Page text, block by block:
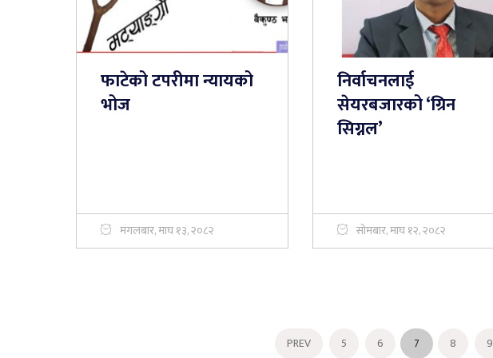
फाटेको टपरीमा न्यायको
भोज
मंगलबार, माघ १३, २०८२
निर्वाचनलाई
सेयरबजारको ‘ग्रिन
सिग्नल’
सोमबार, माघ १२, २०८२
PREV 5 6 7 8 9